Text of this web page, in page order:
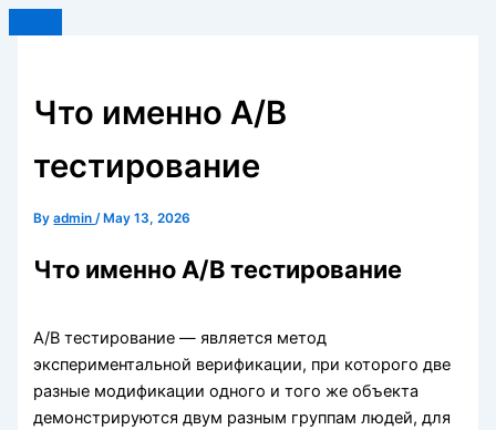
Что именно A/B
тестирование
Byadmin/ May 13, 2026
Что именно A/B тестирование
A/B тестирование — является метод
экспериментальной верификации, при которого две
разные модификации одного и того же объекта
демонстрируются двум разным группам людей, для